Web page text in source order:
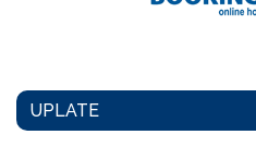
UPLATE